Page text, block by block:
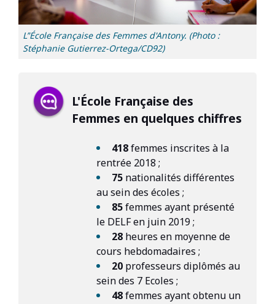
L’'École Française des Femmes d'Antony. (Photo :
Stéphanie Gutierrez-Ortega/CD92)
L'École Française des
Femmes en quelques chiffres
418femmes inscrites à la
rentrée 2018 ;
75 nationalités différentes
au sein des écoles ;
85femmes ayant présenté
le DELF en juin 2019 ;
28 heures en moyenne de
cours hebdomadaires ;
20 professeurs diplômés au
sein des 7 Ecoles ;
48femmes ayant obtenu un